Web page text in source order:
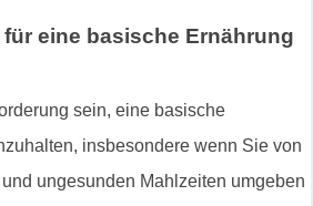
eine basische Ernährung
sein, eine basische
insbesondere wenn Sie von
ungesunden Mahlzeiten umgeben